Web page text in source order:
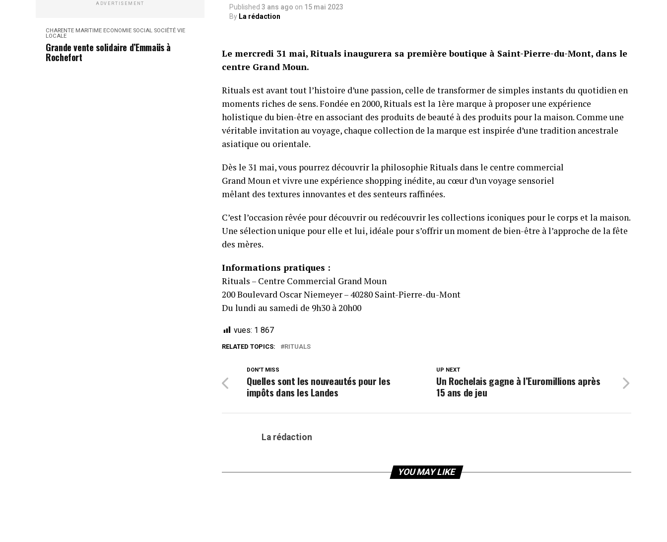
ADVERTISEMENT
CHARENTE MARITIME ECONOMIE SOCIAL SOCIÉTÉ VIE
LOCALE
Grande vente solidaire d’Emmaüs à
Rochefort
Published 3 ans ago on 15 mai 2023
By La rédaction
Le mercredi 31 mai, Rituals inaugurera sa première boutique à Saint-Pierre-du-Mont, dans le
centre Grand Moun.
Rituals est avant tout l’histoire d’une passion, celle de transformer de simples instants du quotidien en
moments riches de sens. Fondée en 2000, Rituals est la 1ère marque à proposer une expérience
holistique du bien-être en associant des produits de beauté à des produits pour la maison. Comme une
véritable invitation au voyage, chaque collection de la marque est inspirée d’une tradition ancestrale
asiatique ou orientale.
Dès le 31 mai, vous pourrez découvrir la philosophie Rituals dans le centre commercial
Grand Moun et vivre une expérience shopping inédite, au cœur d’un voyage sensoriel
mêlant des textures innovantes et des senteurs raffinées.
C’est l’occasion rêvée pour découvrir ou redécouvrir les collections iconiques pour le corps et la maison.
Une sélection unique pour elle et lui, idéale pour s’offrir un moment de bien-être à l’approche de la fête
des mères.
Informations pratiques :
Rituals – Centre Commercial Grand Moun
200 Boulevard Oscar Niemeyer – 40280 Saint-Pierre-du-Mont
Du lundi au samedi de 9h30 à 20h00
vues: 1 867
RELATED TOPICS: RITUALS
UP NEXT
Un Rochelais gagne à l’Euromillions après
15 ans de jeu
DON'T MISS
Quelles sont les nouveautés pour les
impôts dans les Landes
La rédaction
YOU MAY LIKE